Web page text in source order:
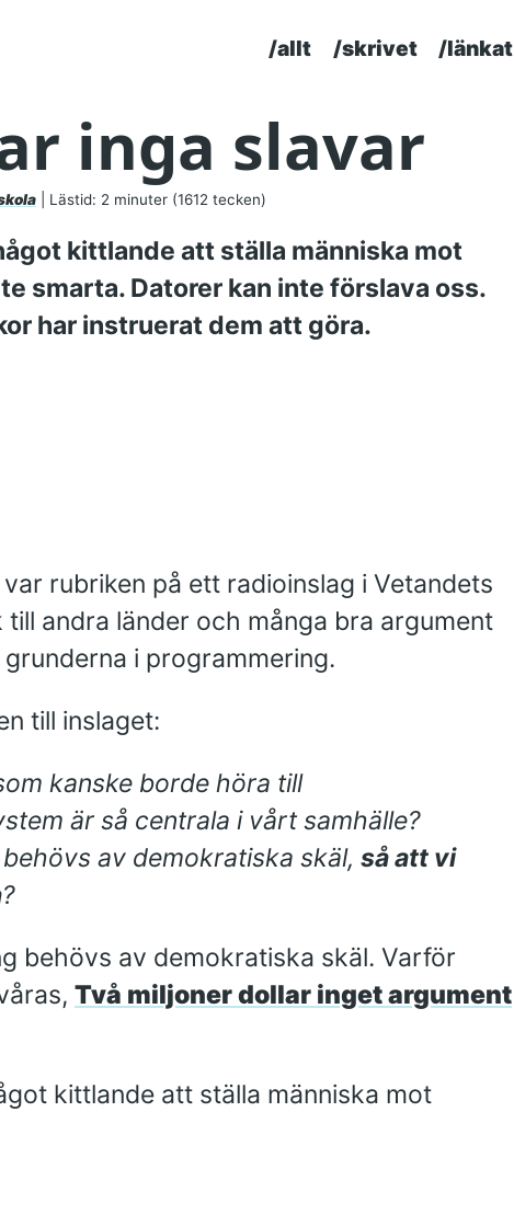
/allt /skrivet /länkat
inga slavar
| Lästid: 2 minuter (1612 tecken)
kittlande att ställa människa mot
smarta. Datorer kan inte förslava oss.
har instruerat dem att göra.
var rubriken på ett radioinslag i Vetandets
andra länder och många bra argument
i programmering.
till inslaget:
kanske borde höra till
är så centrala i vårt samhälle?
av demokratiska skäl, så att vi
?
behövs av demokratiska skäl. Varför
Två miljoner dollar inget argument
kittlande att ställa människa mot